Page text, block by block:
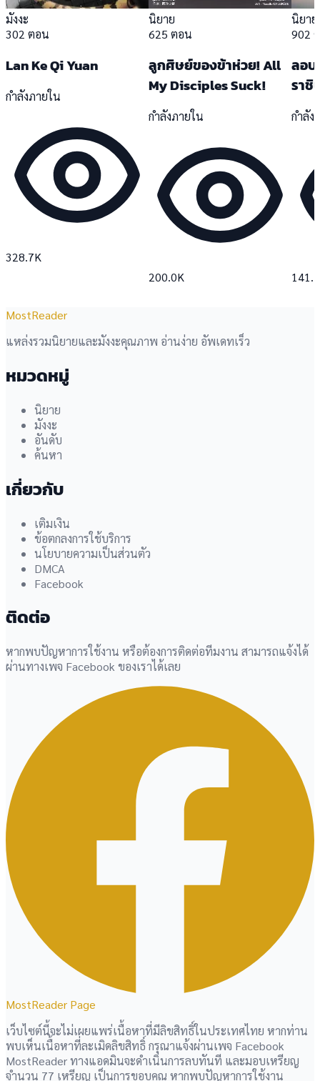
มังงะ
302 ตอน
Lan Ke Qi Yuan
กำลังภายใน
328.7K
นิยาย
625 ตอน
ลูกศิษย์ของข้าห่วย! All
My Disciples Suck!
กำลังภายใน
200.0K
นิยาย
902
ลอบ
ราชิ
กำลัง
MostReader
แหล่งรวมนิยายและมังงะคุณภาพ อ่านง่าย อัพเดทเร็ว
หมวดหมู่
นิยาย
มังงะ
อันดับ
ค้นหา
เกี่ยวกับ
เติมเงิน
ข้อตกลงการใช้บริการ
นโยบายความเป็นส่วนตัว
DMCA
Facebook
ติดต่อ
หากพบปัญหาการใช้งาน หรือต้องการติดต่อทีมงาน สามารถแจ้งได้
ผ่านทางเพจ Facebook ของเราได้เลย
MostReader Page
เว็บไซต์นี้จะไม่เผยแพร่เนื้อหาที่มีลิขสิทธิ์ในประเทศไทย หากท่าน
พบเห็นเนื้อหาที่ละเมิดลิขสิทธิ์ กรุณาแจ้งผ่านเพจ Facebook
MostReader ทางแอดมินจะดำเนินการลบทันที และมอบเหรียญ
จำนวน 77 เหรียญ เป็นการขอบคุณ หากพบปัญหาการใช้งาน